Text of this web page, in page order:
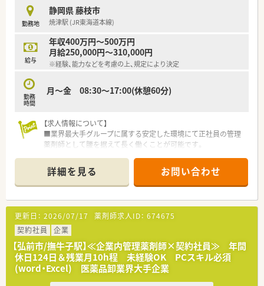
勤務地
静岡県 藤枝市
焼津駅 (JR東海道本線)
給与
年収400万円～500万円
月給250,000円～310,000円
※経験、能力などを考慮の上、規定により決定
勤務
時間
月～金 08:30～17:00(休憩60分)
【求人情報について】
■業界最大手グループに属する安定した環境にて正社員の管理
薬剤師として腰を据えて長く働くことが可能です。
仕事とプライベートを無理なく両立できます。
■17時終業で残業もほとんど発生しない環境は子育て中の方や
私生活を大切にしたい方に最適な職場です。
【必要スキル・歓迎スキル】
■薬剤師免許の保有は必須となりますが企業での実務が未経験
の方でも丁寧な指導があるため安心です。
■業務の中で各種データの入力や書類作成を行うため基本的な
パソコンの操作スキルが必要となります。
■薬局や病院での経験も活かせますが周囲と協力して業務を進
めるための高いコミュニケーション能力を求めます。
詳細を見る お問い合わせ
更新日： 2026/07/17 薬剤師求人ID： 674675
契約社員
企業
【弘前市/撫牛子駅】≪企業内管理薬剤師×契約社員≫ 年間
休日124日＆残業月10h程 未経験OK PCスキル必須
(word・Excel) 医薬品卸業界大手企業